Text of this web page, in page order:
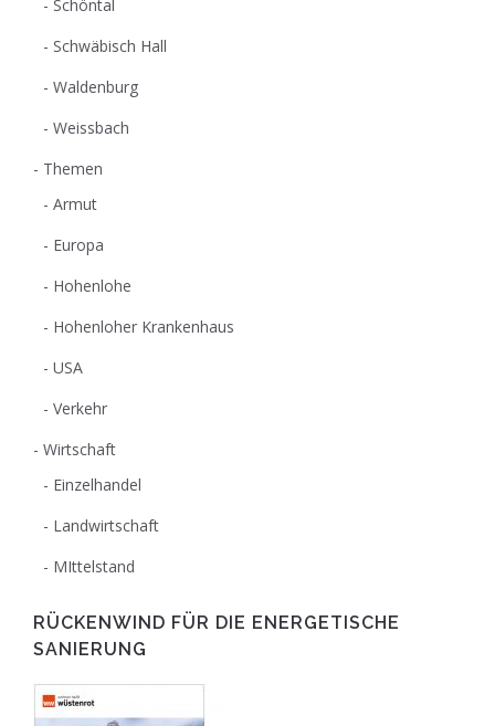
Schöntal
Schwäbisch Hall
Waldenburg
Weissbach
Themen
Armut
Europa
Hohenlohe
Hohenloher Krankenhaus
USA
Verkehr
Wirtschaft
Einzelhandel
Landwirtschaft
MIttelstand
RÜCKENWIND FÜR DIE ENERGETISCHE
SANIERUNG